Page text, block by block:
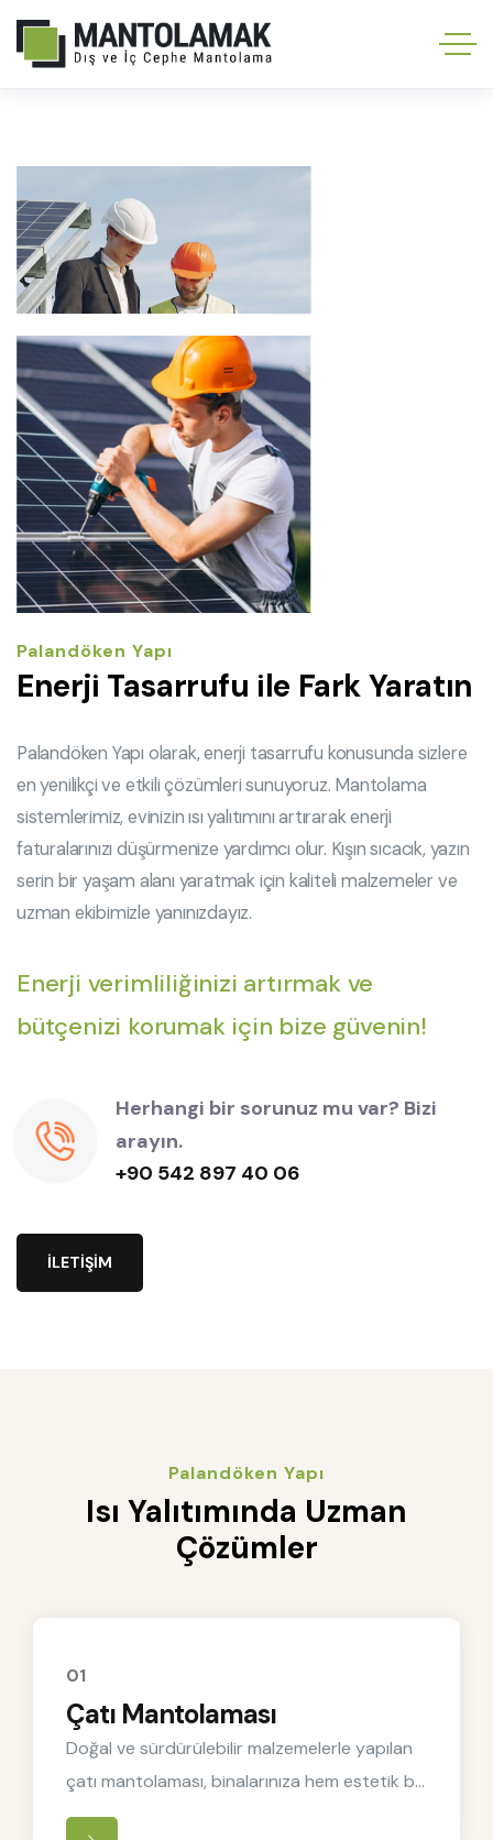
Palandöken Yapı
Enerji Tasarrufu ile Fark Yaratın
Palandöken Yapı olarak, enerji tasarrufu konusunda sizlere
en yenilikçi ve etkili çözümleri sunuyoruz. Mantolama
sistemlerimiz, evinizin ısı yalıtımını artırarak enerji
faturalarınızı düşürmenize yardımcı olur. Kışın sıcacık, yazın
serin bir yaşam alanı yaratmak için kaliteli malzemeler ve
uzman ekibimizle yanınızdayız.
Enerji verimliliğinizi artırmak ve
bütçenizi korumak için bize güvenin!
Herhangi bir sorunuz mu var? Bizi
arayın.
+90 542 897 40 06
İLETİŞİM
Palandöken Yapı
Isı Yalıtımında Uzman
Çözümler
01
Çatı Mantolaması
Doğal ve sürdürülebilir malzemelerle yapılan
çatı mantolaması, binalarınıza hem estetik bir
güzellik katıyor.